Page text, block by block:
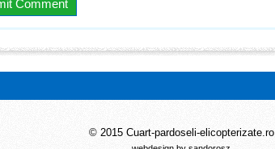
© 2015 Cuart-pardoseli-elicopterizate.ro